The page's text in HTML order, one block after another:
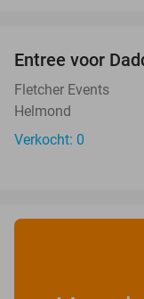
TODAY
Entree voor
Fletcher Events
Helmond
Verkocht: 0